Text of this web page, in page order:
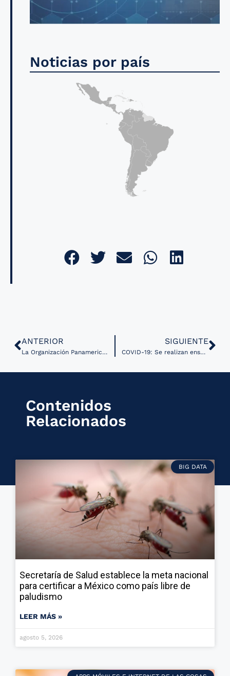
Noticias por país
ANTERIOR
La Organización Panamericana de la Salud (OPS) realiza estudios de caso para medir el avance de la Salud Digital dentro de América Latina
SIGUIENTE
COVID-19: Se realizan ensayos experimentales con medicamentos ya existentes
Contenidos
Relacionados
BIG DATA
Secretaría de Salud establece la meta nacional
para certificar a México como país libre de
paludismo
LEER MÁS »
agosto 5, 2026